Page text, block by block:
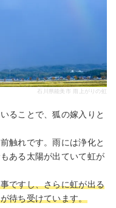
石川県能美市 雨上がりの虹
ることで、狐の嫁入りと
触れです。雨には浄化と
ある太陽が出ていて虹が
ですし、さらに虹が出る
待ち受けています。